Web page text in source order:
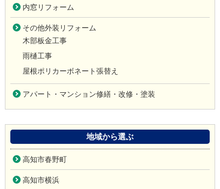
内窓リフォーム
その他外装リフォーム
木部板金工事
雨樋工事
屋根ポリカーボネート張替え
アパート・マンション修繕・改修・塗装
地域から選ぶ
高知市春野町
高知市横浜